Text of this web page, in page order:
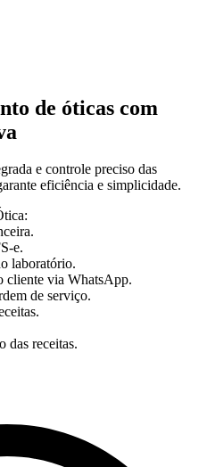
de óticas com
e controle preciso das
eficiência e simplicidade.
e.
laboratório.
cliente via WhatsApp.
de serviço.
das receitas.